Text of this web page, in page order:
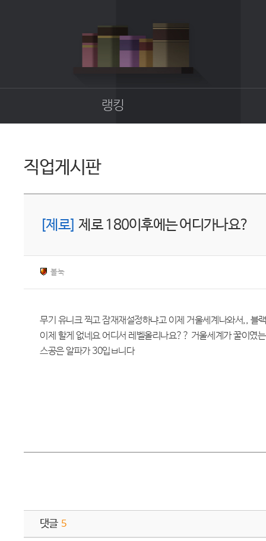
랭킹
직업게시판
[제로] 제로 180이후에는 어디가나요?
볼눅
무기 유니크 찍고 잠재재설정하냐고 이제 거울세계나와서,, 블
이제 할게 없네요 어디서 레벨올리나요?? 거울세계가 꿀이였
스공은 알파가 30입ㅂ니다
댓글 5